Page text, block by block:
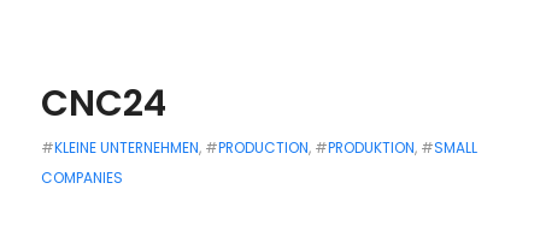
CNC24
#KLEINE UNTERNEHMEN, #PRODUCTION, #PRODUKTION, #SMALL
COMPANIES